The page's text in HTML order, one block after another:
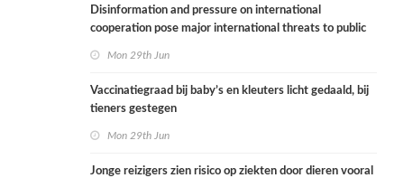
Disinformation and pressure on international
cooperation pose major international threats to public
Mon 29th Jun
Vaccinatiegraad bij baby’s en kleuters licht gedaald, bij
tieners gestegen
Mon 29th Jun
Jonge reizigers zien risico op ziekten door dieren vooral